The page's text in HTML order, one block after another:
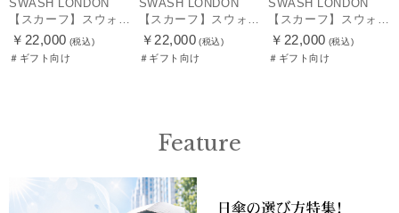
SWASH LONDON
【スカーフ】スウォッシュロンドン (SWASH LONDON) Travelling Troupe 88×88 シルク 日本製
￥22,000 (税込)
＃ギフト向け
SWASH LONDON
【スカーフ】スウォッシュロンドン (SWASH LONDON) Showtime 88×88 シルク 日本製
￥22,000 (税込)
＃ギフト向け
SWASH LONDON
【スカーフ】スウォッシュロンドン (SWASH LONDON) Garden Act 88×88 シルク 日本製
￥22,000 (税込)
＃ギフト向け
Feature